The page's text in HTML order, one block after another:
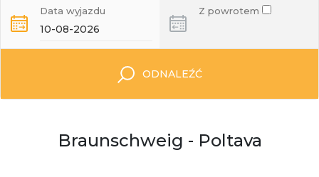
Data wyjazdu Z powrotem
ODNALEŹĆ
Braunschweig - Poltava